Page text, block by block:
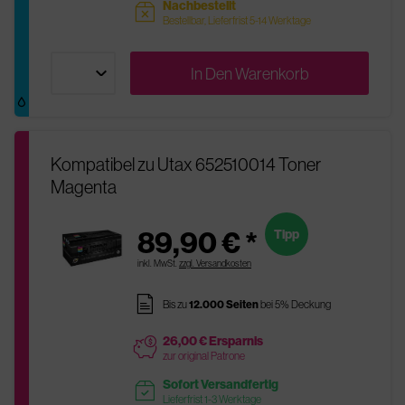
sold Nachbestellt
Bestellbar, Lieferfrist 5-14 Werktage
In DenWarenkorb
Kompatibel zu Utax 652510014 Toner
Magenta
89,90 € *
inkl. MwSt. zzgl. Versandkosten
Tipp
pages Bis zu12.000 Seitenbei 5% Deckung
price 26,00 € Ersparnis
zur original Patrone
readytoship Sofort Versandfertig
Lieferfrist 1-3 Werktage